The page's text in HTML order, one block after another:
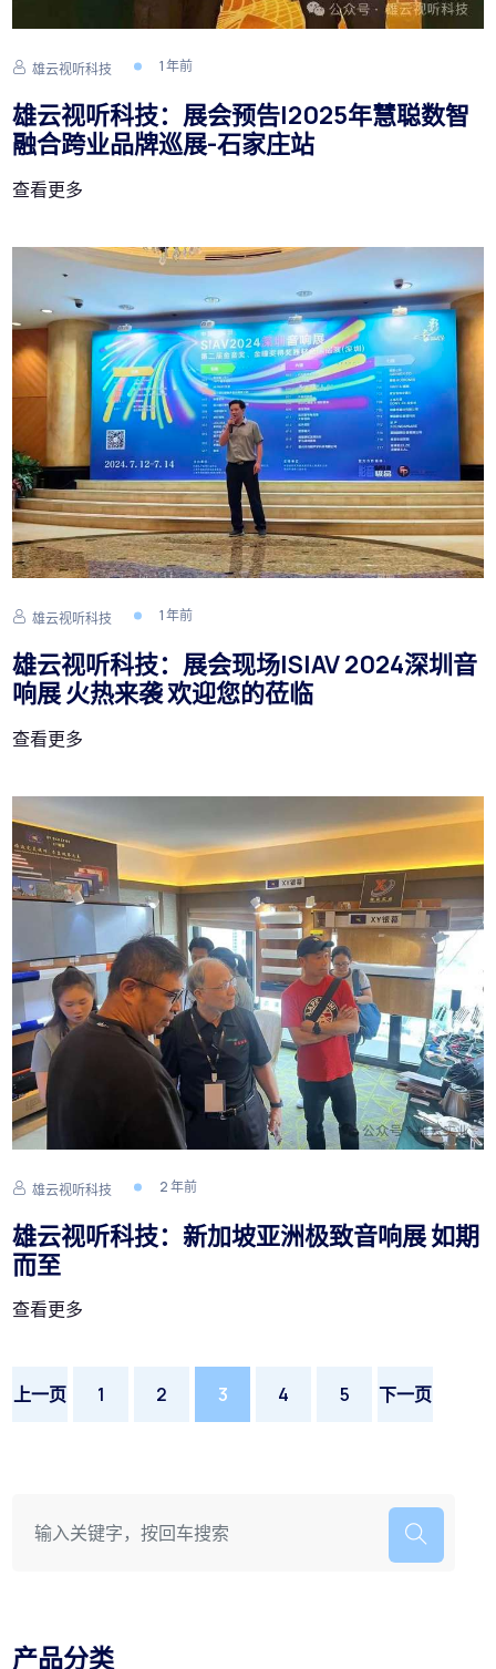
雄云视听科技 1 年前
雄云视听科技：展会预告|2025年慧聪数智
融合跨业品牌巡展-石家庄站
查看更多
雄云视听科技 1 年前
雄云视听科技：展会现场|SIAV 2024深圳音
响展 火热来袭 欢迎您的莅临
查看更多
雄云视听科技 2 年前
雄云视听科技：新加坡亚洲极致音响展 如期
而至
查看更多
上一页 1 2 3 4 5 下一页
产品分类